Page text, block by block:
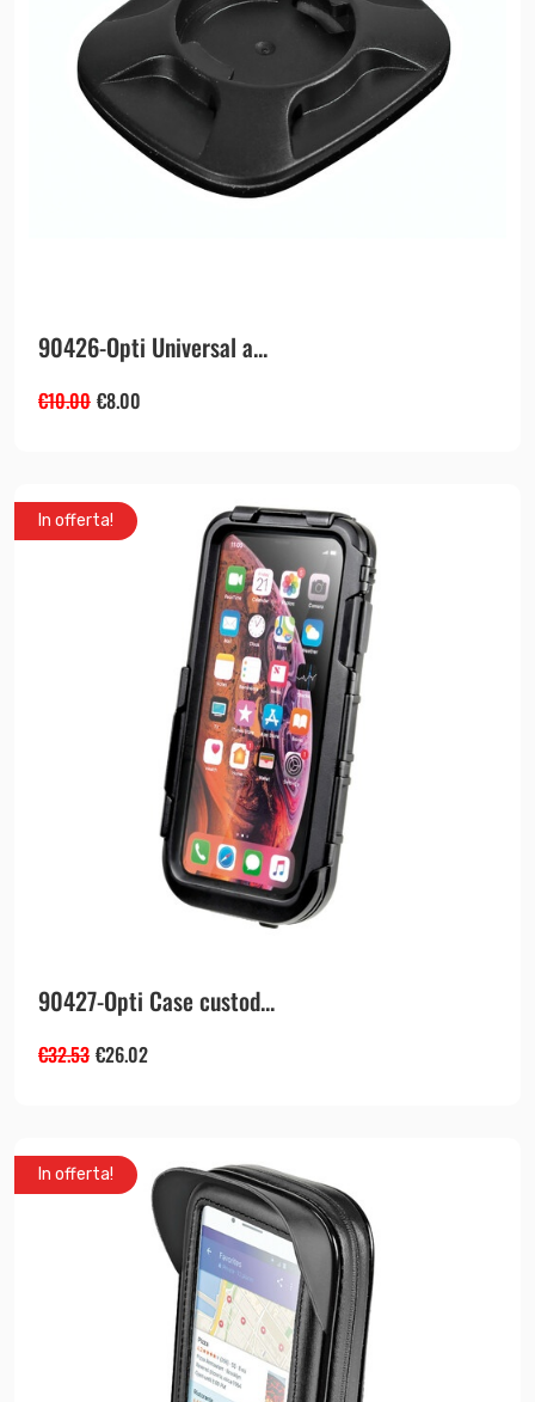
90426-Opti Universal a...
€10.00 €8.00
In offerta!
90427-Opti Case custod...
€32.53 €26.02
In offerta!